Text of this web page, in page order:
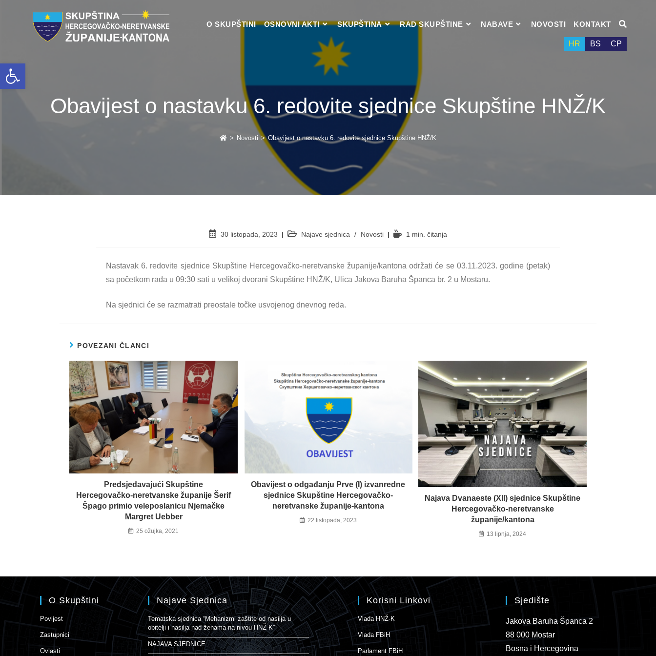
Open toolbar
HR BS СР
O SKUPŠTINI OSNOVNI AKTI SKUPŠTINA RAD SKUPŠTINE NABAVE NOVOSTI KONTAKT
Obavijest o nastavku 6. redovite sjednice Skupštine HNŽ/K
> Novosti > Obavijest o nastavku 6. redovite sjednice Skupštine HNŽ/K
30 listopada, 2023 Najave sjednica / Novosti 1 min. čitanja
Nastavak 6. redovite sjednice Skupštine Hercegovačko-neretvanske županije/kantona održati će se 03.11.2023. godine (petak)
sa početkom rada u 09:30 sati u velikoj dvorani Skupštine HNŽ/K, Ulica Jakova Baruha Španca br. 2 u Mostaru.
Na sjednici će se razmatrati preostale točke usvojenog dnevnog reda.
POVEZANI ČLANCI
Predsjedavajući Skupštine
Hercegovačko-neretvanske županije Šerif
Špago primio veleposlanicu Njemačke
Margret Uebber
25 ožujka, 2021
Obavijest o odgađanju Prve (I) izvanredne
sjednice Skupštine Hercegovačko-
neretvanske županije-kantona
22 listopada, 2023
Najava Dvanaeste (XII) sjednice Skupštine
Hercegovačko-neretvanske
županije/kantona
13 lipnja, 2024
O Skupštini
Povijest
Zastupnici
Ovlasti
Najave Sjednica
Tematska sjednica “Mehanizmi zaštite od nasilja u
obitelji i nasilja nad ženama na nivou HNŽ-K”
NAJAVA SJEDNICE
Korisni Linkovi
Vlada HNŽ-K
Vlada FBiH
Parlament FBiH
Sjedište
Jakova Baruha Španca 2
88 000 Mostar
Bosna i Hercegovina